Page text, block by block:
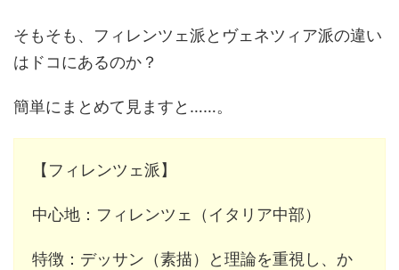
そもそも、フィレンツェ派とヴェネツィア派の違い
はドコにあるのか？
簡単にまとめて見ますと……。
【フィレンツェ派】
中心地：フィレンツェ（イタリア中部）
特徴：デッサン（素描）と理論を重視し、か